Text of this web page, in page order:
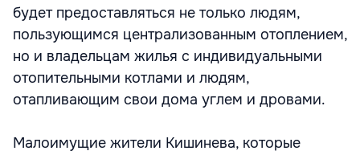
будет предоставляться не только людям,
пользующимся централизованным отоплением,
но и владельцам жилья с индивидуальными
отопительными котлами и людям,
отапливающим свои дома углем и дровами.
Малоимущие жители Кишинева, которые